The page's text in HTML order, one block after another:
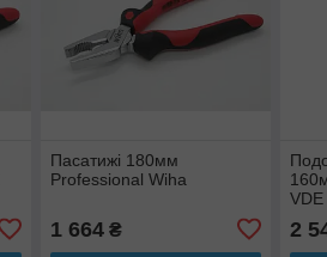
Пасатижі 180мм
Professional Wiha
1 664₴ 2